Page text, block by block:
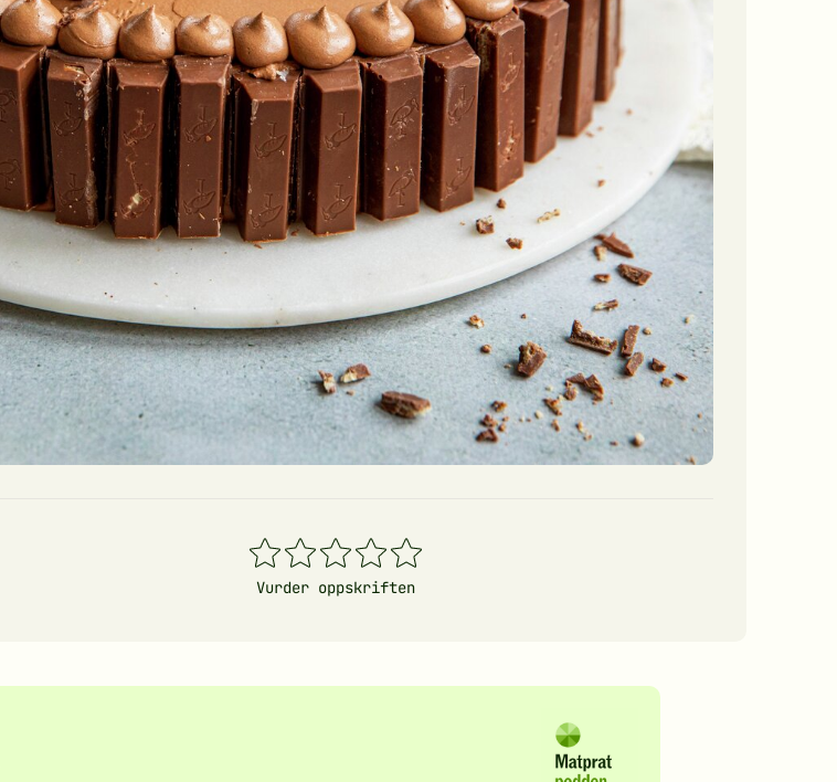
1
stjerner
2
stjerner
3
stjerner
4
stjerner
5
stjerner
Vurder oppskriften